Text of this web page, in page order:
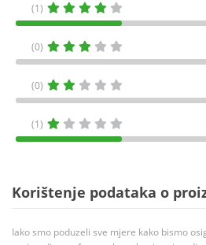
(1)
(0)
(0)
(1)
Korištenje podataka o
Iako smo poduzeli sve mjere kako bismo